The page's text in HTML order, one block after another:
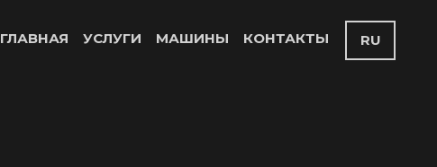
ГЛАВНАЯ УСЛУГИ МАШИНЫ КОНТАКТЫ RU